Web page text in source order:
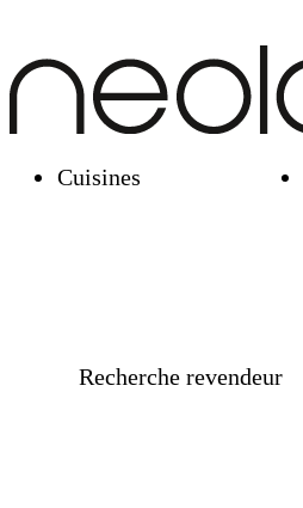
Cuisines
Recherche revendeur